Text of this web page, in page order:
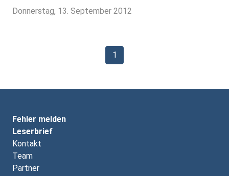
Donnerstag, 13. September 2012
1
Fehler melden
Leserbrief
Kontakt
Team
Partner